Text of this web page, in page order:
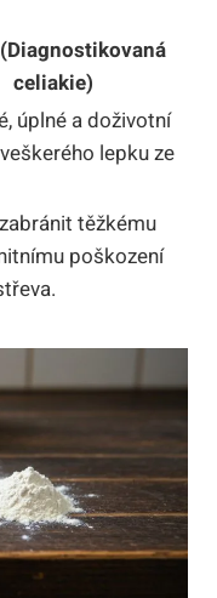
celiakie)
úplné a doživotní
lepku ze
těžkému
poškození